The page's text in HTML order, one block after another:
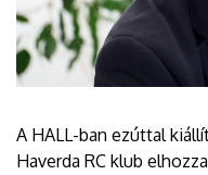
A HALL-ban ezúttal
Haverda RC klub